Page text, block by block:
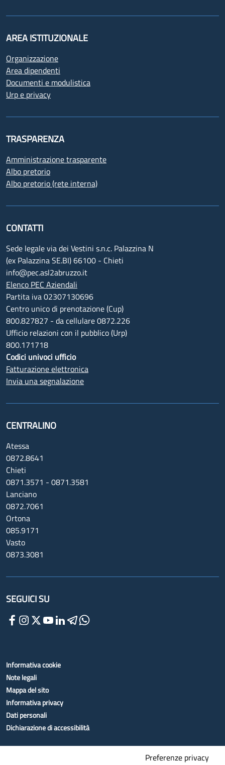
AREA ISTITUZIONALE
Organizzazione
Area dipendenti
Documenti e modulistica
Urp e privacy
TRASPARENZA
Amministrazione trasparente
Albo pretorio
Albo pretorio (rete interna)
CONTATTI
Sede legale via dei Vestini s.n.c. Palazzina N
(ex Palazzina SE.BI) 66100 - Chieti
info@pec.asl2abruzzo.it
Elenco PEC Aziendali
Partita iva 02307130696
Centro unico di prenotazione (Cup)
800.827827 - da cellulare 0872.226
Ufficio relazioni con il pubblico (Urp)
800.171718
Codici univoci ufficio
Fatturazione elettronica
Invia una segnalazione
CENTRALINO
Atessa
0872.8641
Chieti
0871.3571 - 0871.3581
Lanciano
0872.7061
Ortona
085.9171
Vasto
0873.3081
SEGUICI SU
Informativa cookie
Note legali
Mappa del sito
Informativa privacy
Dati personali
Dichiarazione di accessibilità